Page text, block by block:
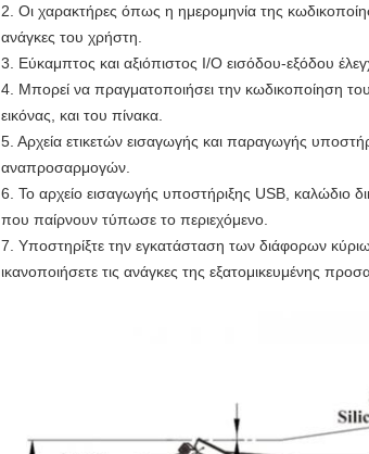
2. Οι χαρακτήρες όπως η ημερομηνία της
ανάγκες του χρήστη.
3. Εύκαμπτος και αξιόπιστος I/O εισόδου-εξόδου
4. Μπορεί να πραγματοποιήσει την κωδικοποίηση
εικόνας, και του πίνακα.
5. Αρχεία ετικετών εισαγωγής και παραγωγής
αναπροσαρμογών.
6. Το αρχείο εισαγωγής υποστήριξης USB, καλώδιο
που παίρνουν τύπωσε το περιεχόμενο.
7. Υποστηρίξτε την εγκατάσταση των διάφορων
ικανοποιήσετε τις ανάγκες της εξατομικευμένης